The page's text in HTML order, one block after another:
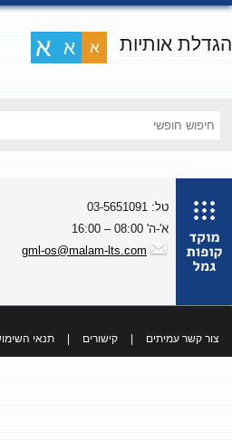
אותיות א א א
טל: 03-5651091
א'-ה' 08:00 – 16:00
gml-os@malam-lts.com
צור קשר עמיתים קישורים תנאי השימוש